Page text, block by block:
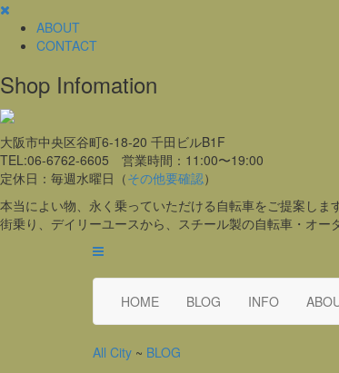
ABOUT
CONTACT
Shop Infomation
大阪市中央区谷町6-18-20 千田ビルB1F
TEL:06-6762-6605 営業時間：11:00〜19:00
定休日：毎週水曜日（その他要確認）
本当によい物、永く乗っていただける自転車をご提案しま
街乗り、デイリーユースから、スチール製の自転車・オー
HOME BLOG INFO
All City ~ BLOG